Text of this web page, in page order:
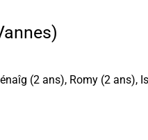
(2 ans), Romy (2 ans),